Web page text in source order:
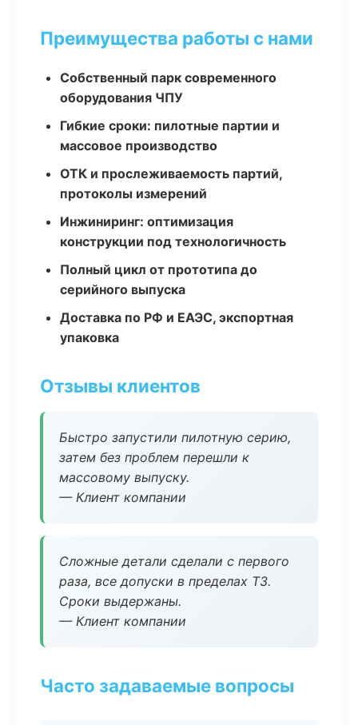
Преимущества работы с нами
Собственный парк современного
оборудования ЧПУ
Гибкие сроки: пилотные партии и
массовое производство
ОТК и прослеживаемость партий,
протоколы измерений
Инжиниринг: оптимизация
конструкции под технологичность
Полный цикл от прототипа до
серийного выпуска
Доставка по РФ и ЕАЭС, экспортная
упаковка
Отзывы клиентов
Быстро запустили пилотную серию,
затем без проблем перешли к
массовому выпуску.
— Клиент компании
Сложные детали сделали с первого
раза, все допуски в пределах ТЗ.
Сроки выдержаны.
— Клиент компании
Часто задаваемые вопросы